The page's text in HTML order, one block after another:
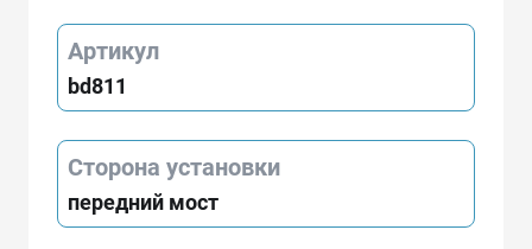
Артикул
bd811
Сторона установки
передний мост